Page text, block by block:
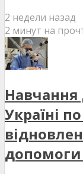
2 недели назад
2 минут на
Навчання
Україні